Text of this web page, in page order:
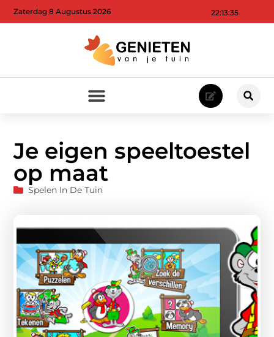
22:13:36
Zaterdag 8 Augustus 2026
Je eigen speeltoestel
op maat
Spelen In De Tuin